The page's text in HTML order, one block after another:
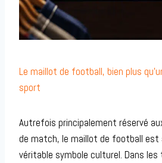
Le maillot de football, bien plus
sport
Autrefois principalement réservé
de match, le maillot de football est
véritable symbole culturel. Dans les